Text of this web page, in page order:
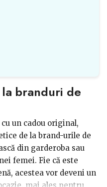
branduri de
un cadou original,
de la brand-urile de
din garderoba sau
femei. Fie că este
acestea vor deveni un
mai ales pentru